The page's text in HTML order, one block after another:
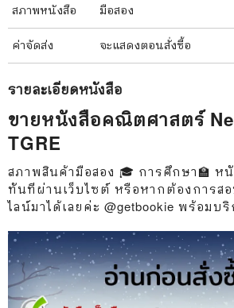
สภาพหนังสือ มือสอง
ค่าจัดส่ง จะแสดงตอนสั่งซื้อ
รายละเอียดหนังสือ
ขายหนังสือคณิตศาสตร์
TGRE
สภาพสินค้ามือสอง 🎓 การศึกษา🏫 ห
ทันทีผ่านเว็บไซต์ หรือหากต้องการส
ไลน์มาได้เลยค่ะ @getbookie พร้อมบ